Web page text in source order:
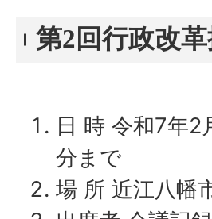
第2回行政改
日 時 令和7年
分まで
場 所 近江八幡